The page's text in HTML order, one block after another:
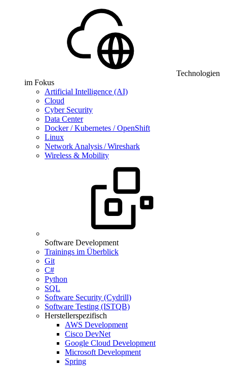
Technologien
im Fokus
Artificial Intelligence (AI)
Cloud
Cyber Security
Data Center
Docker / Kubernetes / OpenShift
Linux
Network Analysis / Wireshark
Wireless & Mobility
Software Development
Trainings im Überblick
Git
C#
Python
SQL
Software Security (Cydrill)
Software Testing (ISTQB)
Herstellerspezifisch
AWS Development
Cisco DevNet
Google Cloud Development
Microsoft Development
Spring